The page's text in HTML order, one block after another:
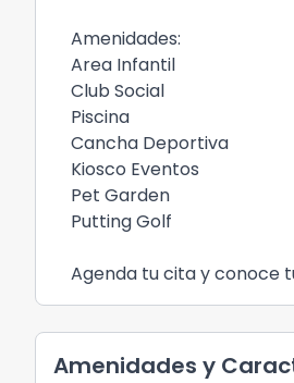
Amenidades:
Area Infantil
Club Social
Piscina
Cancha Deportiva
Kiosco Eventos
Pet Garden
Putting Golf
Agenda tu cita y conoce
Amenidades y